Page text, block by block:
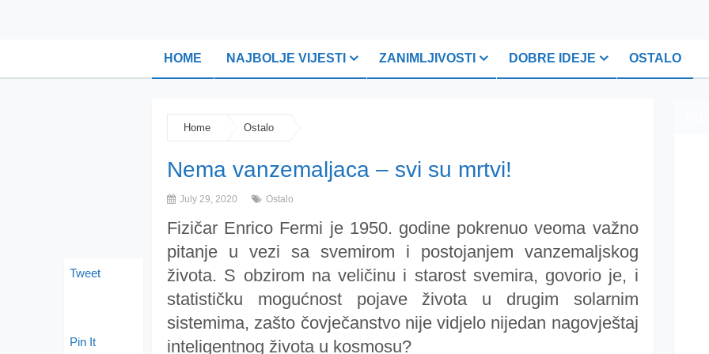
HOME NAJBOLJE VIJESTI ZANIMLJIVOSTI DOBRE IDEJE OSTALO
Home Ostalo
Nema vanzemaljaca – svi su mrtvi!
July 29, 2020 Ostalo
Fizičar Enrico Fermi je 1950. godine pokrenuo veoma važno
pitanje u vezi sa svemirom i postojanjem vanzemaljskog
života. S obzirom na veličinu i starost svemira, govorio je, i
statističku mogućnost pojave života u drugim solarnim
sistemima, zašto čovječanstvo nije vidjelo nijedan nagovještaj
inteligentnog života u kosmosu?
Tweet
Pin It